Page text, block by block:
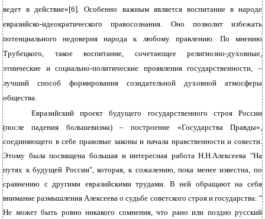
ведет в действие»[6]. Особенно важным является воспитание в народе
евразийско-идеократического правосознания. Оно позволит избежать
потенциального недоверия народа к любому правлению. По мнению
Трубецкого, такое воспитание, сочетающее религиозно-духовные,
этнические и социально-политические проявления государственности, –
лучший способ формирования созидательной духовной атмосферы
общества.
Евразийский проект будущего государственного строя России
(после падения большевизма) – построение «Государства Правды»,
соединяющего в себе правовые законы и начала нравственности и совести.
Этому была посвящена большая и интересная работа Н.Н.Алексеева "На
путях к будущей России", которая, к сожалению, пока менее известна, по
сравнению с другими евразийскими трудами. В ней обращают на себя
внимание размышления Алексеева о судьбе советского строя и государства: "
Не может быть ровно никакого сомнения, что рано или поздно русский